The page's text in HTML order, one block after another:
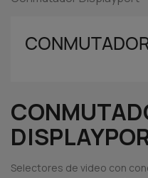
Selectores de video con